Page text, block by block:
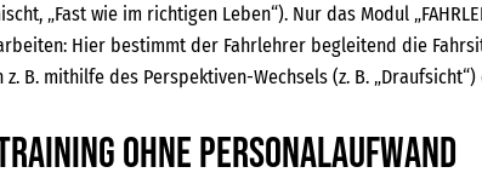
„Fast wie im richtigen Leben“). Nur das Modul
Hier bestimmt der Fahrlehrer begleitend die
z. B. mithilfe des Perspektiven-Wechsels (z. B.
ohne Personalaufwand